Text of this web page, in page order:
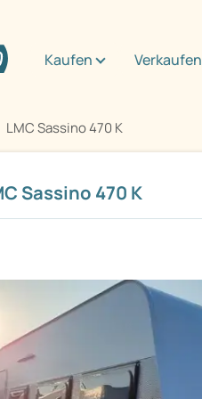
Kaufen Verkaufen
LMC Sassino 470 K
Sassino 470 K